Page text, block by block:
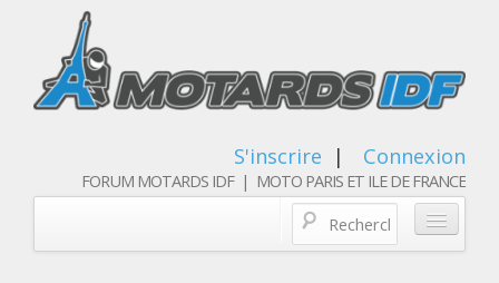
S'inscrire | Connexion
FORUM MOTARDS IDF | MOTO PARIS ET ILE DE FRANCE